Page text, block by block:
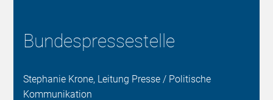
Bundespressestelle
Stephanie Krone, Leitung Presse / Politische
Kommunikation